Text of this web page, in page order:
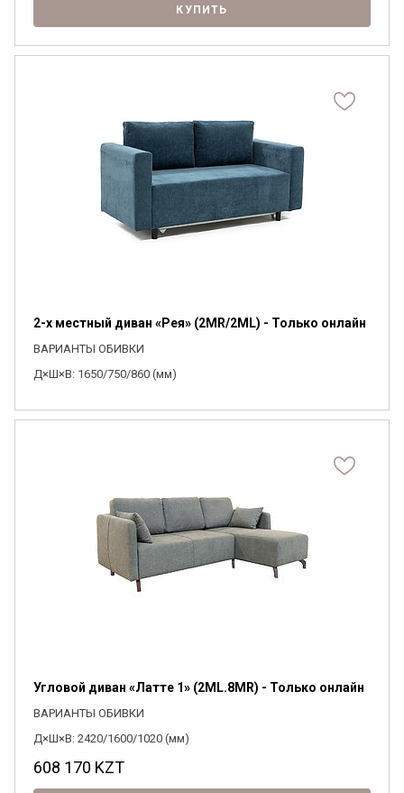
КУПИТЬ
2-х местный диван «Рея» (2MR/2ML) - Только онлайн
ВАРИАНТЫ ОБИВКИ
Д×Ш×В: 1650/750/860 (мм)
Угловой диван «Латте 1» (2ML.8MR) - Только онлайн
ВАРИАНТЫ ОБИВКИ
Д×Ш×В: 2420/1600/1020 (мм)
608 170 KZT